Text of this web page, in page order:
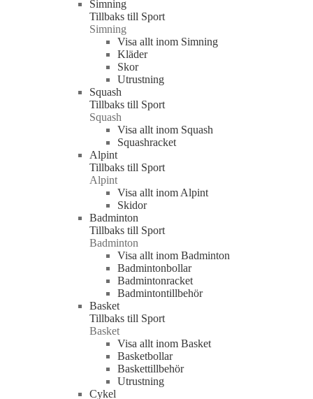
Simning
Tillbaks till Sport
Simning
Visa allt inom Simning
Kläder
Skor
Utrustning
Squash
Tillbaks till Sport
Squash
Visa allt inom Squash
Squashracket
Alpint
Tillbaks till Sport
Alpint
Visa allt inom Alpint
Skidor
Badminton
Tillbaks till Sport
Badminton
Visa allt inom Badminton
Badmintonbollar
Badmintonracket
Badmintontillbehör
Basket
Tillbaks till Sport
Basket
Visa allt inom Basket
Basketbollar
Baskettillbehör
Utrustning
Cykel